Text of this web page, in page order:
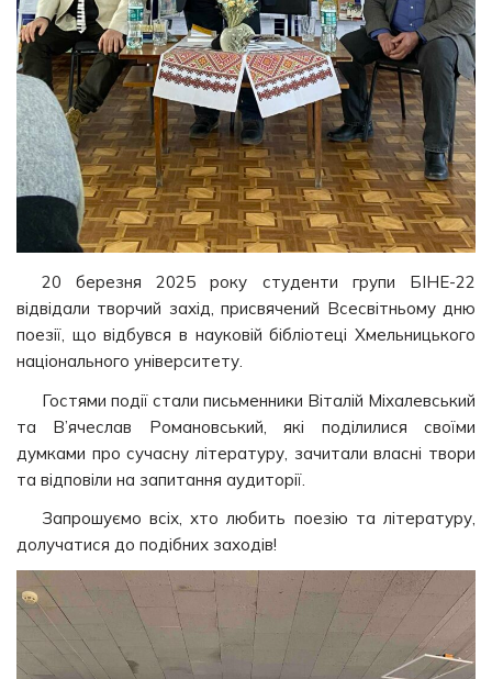
20 березня 2025 року студенти групи БІНЕ-22
відвідали творчий захід, присвячений Всесвітньому дню
поезії, що відбувся в науковій бібліотеці Хмельницького
національного університету.
Гостями події стали письменники Віталій Міхалевський
та В’ячеслав Романовський, які поділилися своїми
думками про сучасну літературу, зачитали власні твори
та відповіли на запитання аудиторії.
Запрошуємо всіх, хто любить поезію та літературу,
долучатися до подібних заходів!